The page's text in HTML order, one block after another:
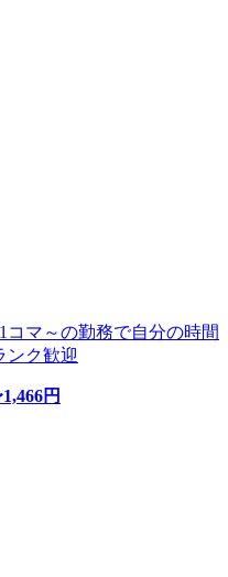
コマ～の勤務で自分の時間
ンク歓迎
1,466円